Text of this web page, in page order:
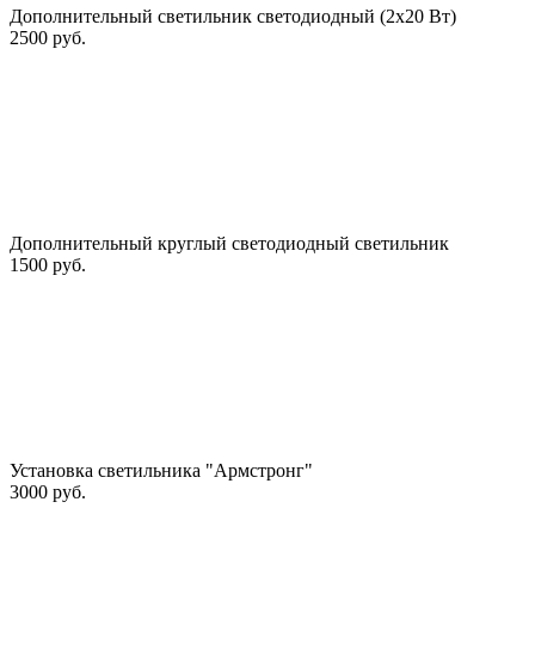
Дополнительный светильник светодиодный (2х20 Вт)
2500 руб.
Дополнительный круглый светодиодный светильник
1500 руб.
Установка светильника "Армстронг"
3000 руб.